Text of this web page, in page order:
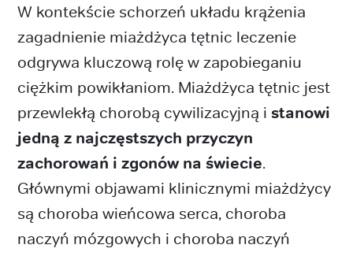
W kontekście schorzeń układu krążenia
zagadnienie miażdżyca tętnic leczenie
odgrywa kluczową rolę w zapobieganiu
ciężkim powikłaniom. Miażdżyca tętnic jest
przewlekłą chorobą cywilizacyjną i stanowi
jedną z najczęstszych przyczyn
zachorowań i zgonów na świecie.
Głównymi objawami klinicznymi miażdżycy
są choroba wieńcowa serca, choroba
naczyń mózgowych i choroba naczyń